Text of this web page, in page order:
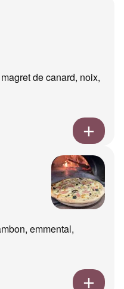
de canard, noix,
emmental,